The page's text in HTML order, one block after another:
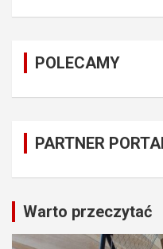
POLECAMY
PARTNER
Warto przeczytać